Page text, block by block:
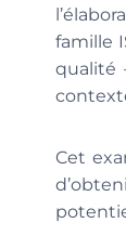
famille
qualité
Cet